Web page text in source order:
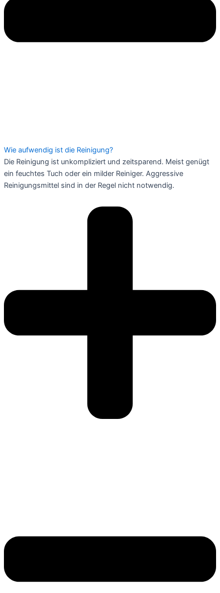
Wie aufwendig ist die Reinigung?
Die Reinigung ist unkompliziert und zeitsparend. Meist genügt
ein feuchtes Tuch oder ein milder Reiniger. Aggressive
Reinigungsmittel sind in der Regel nicht notwendig.